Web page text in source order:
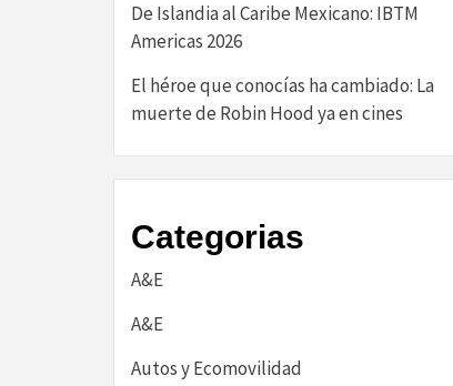
De Islandia al Caribe Mexicano: IBTM
Americas 2026
El héroe que conocías ha cambiado: La
muerte de Robin Hood ya en cines
Categorias
A&E
A&E
Autos y Ecomovilidad